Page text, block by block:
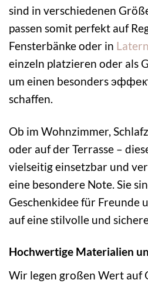
sind in verschiedenen
passen somit perfekt auf
Fensterbänke oder in
einzeln platzieren oder als
um einen besonders
schaffen.
Ob im Wohnzimmer,
oder auf der Terrasse –
vielseitig einsetzbar und
eine besondere Note. Sie
Geschenkidee für Freunde
auf eine stilvolle und
Hochwertige Materialien
Wir legen großen Wert auf